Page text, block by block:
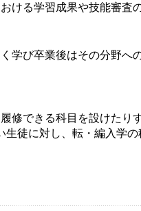
る学習成果や技能審査
び卒業後はその分野へ
できる科目を設けた
徒に対し、転・編入学